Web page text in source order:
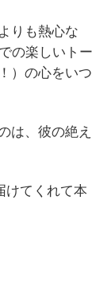
りも熱心な
の楽しいトー
）の心をいつ
は、彼の絶え
けてくれて本